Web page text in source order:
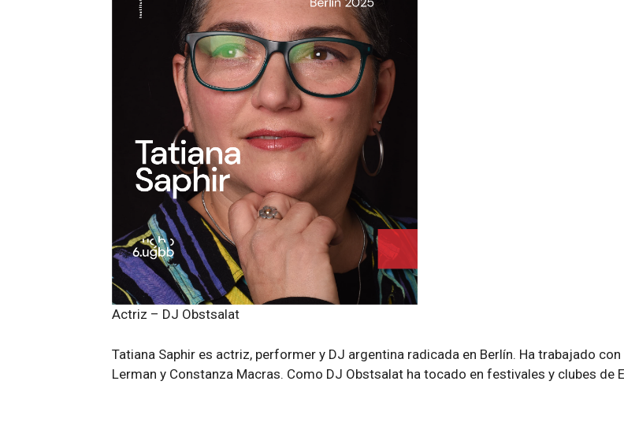
Actriz – DJ Obstsalat
Tatiana Saphir es actriz, performer y DJ argentina radicada en Berlín. Ha trabajado
Lerman y Constanza Macras. Como DJ Obstsalat ha tocado en festivales y clubes de